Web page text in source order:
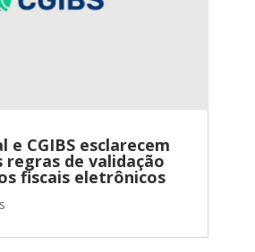
e CGIBS esclarecem
regras de validação
fiscais eletrônicos